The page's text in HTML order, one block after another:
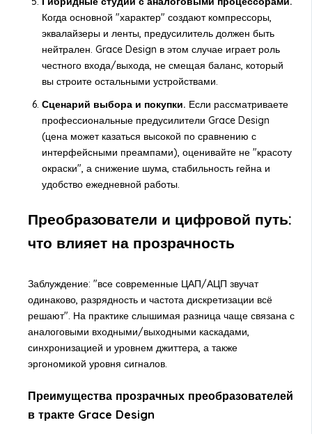
Когда основной "характер" создают компрессоры,
эквалайзеры и ленты, предусилитель должен быть
нейтрален. Grace Design в этом случае играет роль
честного входа/выхода, не смещая баланс, который
вы строите остальными устройствами.
Сценарий выбора и покупки. Если рассматриваете
профессиональные предусилители Grace Design
(цена может казаться высокой по сравнению с
интерфейсными преампами), оценивайте не "красоту
окраски", а снижение шума, стабильность гейна и
удобство ежедневной работы.
Преобразователи и цифровой путь:
что влияет на прозрачность
Заблуждение: "все современные ЦАП/АЦП звучат
одинаково, разрядность и частота дискретизации всё
решают". На практике слышимая разница чаще связана с
аналоговыми входными/выходными каскадами,
синхронизацией и уровнем джиттера, а также
эргономикой уровня сигналов.
Преимущества прозрачных преобразователей
в тракте Grace Design